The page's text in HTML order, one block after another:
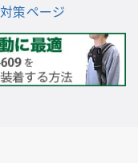
策ページ